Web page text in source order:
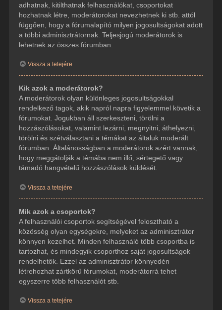
adhatnak, kitilthatnak felhasználókat, csoportokat
hozhatnak létre, moderátorokat nevezhetnek ki stb. attól
függően, hogy a fórumalapító milyen jogosultságokat adott
a többi adminisztrátornak. Teljesjogú moderátorok is
lehetnek az összes fórumban.
Vissza a tetejére
Kik azok a moderátorok?
A moderátorok olyan különleges jogosultságokkal
rendelkező tagok, akik napról napra figyelemmel követik a
fórumokat. Jogukban áll szerkeszteni, törölni a
hozzászólásokat, valamint lezárni, megnyitni, áthelyezni,
törölni és szétválasztani a témákat az általuk moderált
fórumban. Általánosságban a moderátorok azért vannak,
hogy meggátolják a témába nem illő, sértegető vagy
támadó hangvételű hozzászólások küldését.
Vissza a tetejére
Mik azok a csoportok?
A felhasználói csoportok segítségével felosztható a
közösség olyan egységekre, melyeket az adminisztrátor
könnyen kezelhet. Minden felhasználó több csoportba is
tartozhat, és mindegyik csoporthoz saját jogosultságok
rendelhetők. Ezzel az adminisztrátor könnyedén
létrehozhat zártkörű fórumokat, moderátorrá tehet
egyszerre több felhasználót stb.
Vissza a tetejére